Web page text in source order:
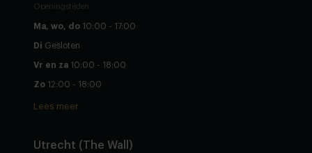
Openingstijden
Ma, wo, do 10:00 - 17:00
Di Gesloten
Vr en za 10:00 - 18:00
Zo 12:00 - 18:00
Lees meer
Utrecht (The Wall)